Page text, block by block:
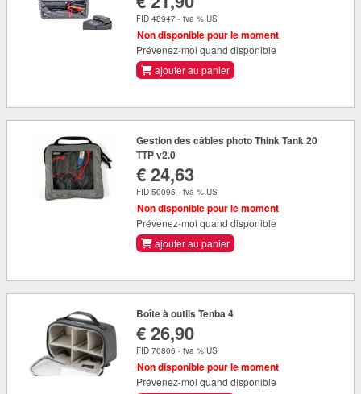
FID 48947 - tva % US
Non disponible pour le moment
Prévenez-moi quand disponible
ajouter au panier
Gestion des câbles photo Think Tank 20
TTP v2.0
€ 24,63
FID 50095 - tva % US
Non disponible pour le moment
Prévenez-moi quand disponible
ajouter au panier
Boîte à outils Tenba 4
€ 26,90
FID 70806 - tva % US
Non disponible pour le moment
Prévenez-moi quand disponible